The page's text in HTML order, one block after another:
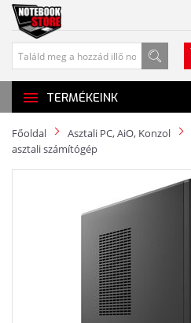
TERMÉKEINK
Főoldal Asztali PC, AiO, Konzol
asztali számítógép